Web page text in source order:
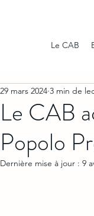
Le CAB
Le CAB
Popolo
29 mars 2024 3 min de
Dernière mise à jour : 9